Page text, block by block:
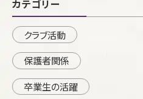
カテゴリー
クラブ活動
保護者関係
卒業生の活躍